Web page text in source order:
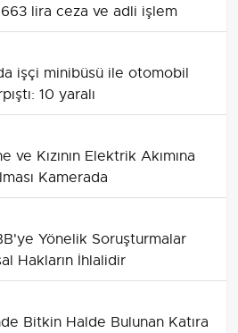
lira ceza ve adli işlem
işçi minibüsü ile otomobil
10 yaralı
Kızının Elektrik Akımına
Kamerada
Yönelik Soruşturmalar
Hakların İhlalidir
Bitkin Halde Bulunan Katıra